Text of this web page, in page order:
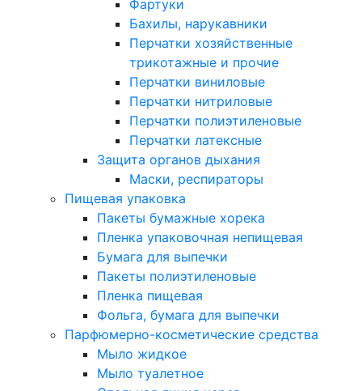
Фартуки
Бахилы, нарукавники
Перчатки хозяйственные
трикотажные и прочие
Перчатки виниловые
Перчатки нитриловые
Перчатки полиэтиленовые
Перчатки латексные
Защита органов дыхания
Маски, респираторы
Пищевая упаковка
Пакеты бумажные хорека
Пленка упаковочная непищевая
Бумага для выпечки
Пакеты полиэтиленовые
Пленка пищевая
Фольга, бумага для выпечки
Парфюмерно-косметические средства
Мыло жидкое
Мыло туалетное